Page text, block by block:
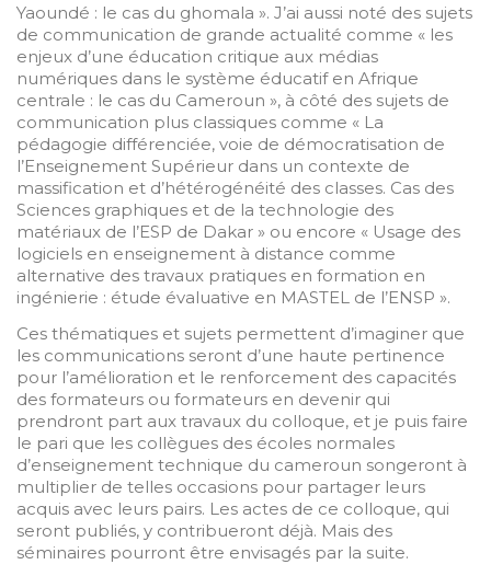
Yaoundé : le cas du ghomala ». J’ai aussi noté des sujets
de communication de grande actualité comme « les
enjeux d’une éducation critique aux médias
numériques dans le système éducatif en Afrique
centrale : le cas du Cameroun », à côté des sujets de
communication plus classiques comme « La
pédagogie différenciée, voie de démocratisation de
l’Enseignement Supérieur dans un contexte de
massification et d’hétérogénéité des classes. Cas des
Sciences graphiques et de la technologie des
matériaux de l’ESP de Dakar » ou encore « Usage des
logiciels en enseignement à distance comme
alternative des travaux pratiques en formation en
ingénierie : étude évaluative en MASTEL de l’ENSP ».
Ces thématiques et sujets permettent d’imaginer que
les communications seront d’une haute pertinence
pour l’amélioration et le renforcement des capacités
des formateurs ou formateurs en devenir qui
prendront part aux travaux du colloque, et je puis faire
le pari que les collègues des écoles normales
d’enseignement technique du cameroun songeront à
multiplier de telles occasions pour partager leurs
acquis avec leurs pairs. Les actes de ce colloque, qui
seront publiés, y contribueront déjà. Mais des
séminaires pourront être envisagés par la suite.